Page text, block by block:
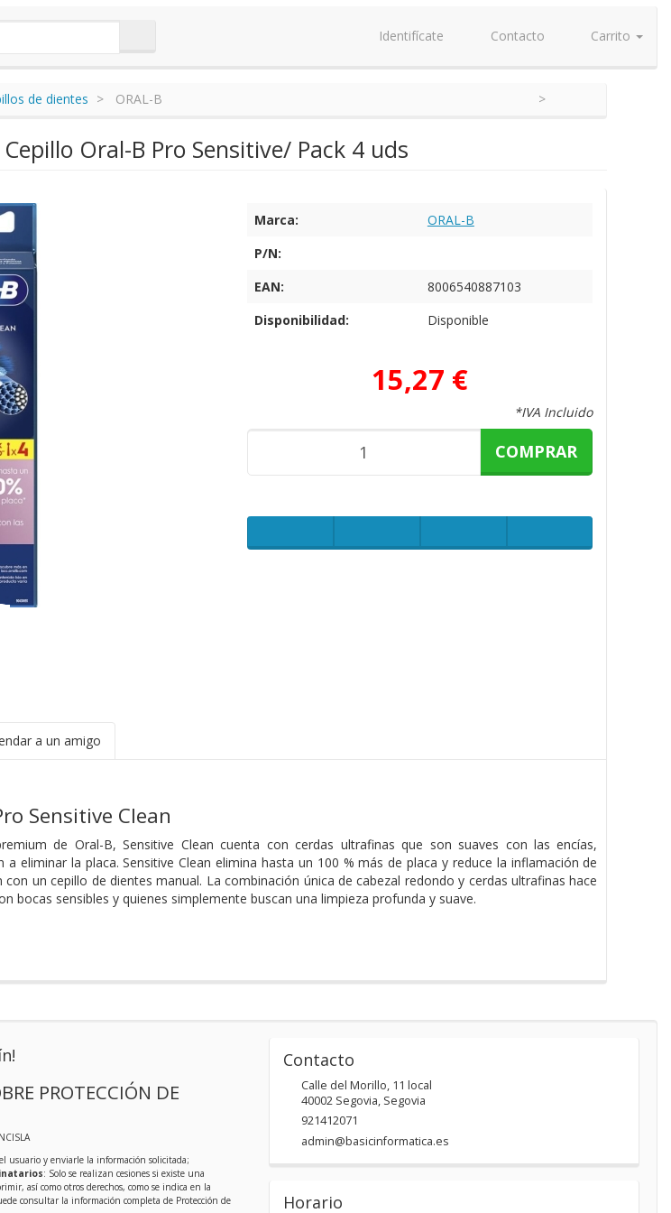
Identifícate Contacto Carrito
de dientes ORAL-B
Oral-B Pro Sensitive/ Pack 4 uds
Marca:
ORAL-B
P/N:
EAN:
8006540887103
Disponibilidad:
Disponible
15,27 €
*IVA Incluido
COMPRAR
a un amigo
Sensitive Clean
de Oral-B, Sensitive Clean cuenta con cerdas ultrafinas que son suaves con las encías,
eliminar la placa. Sensitive Clean elimina hasta un 100 % más de placa y reduce la inflamación de
un cepillo de dientes manual. La combinación única de cabezal redondo y cerdas ultrafinas hace
bocas sensibles y quienes simplemente buscan una limpieza profunda y suave.
PROTECCIÓN DE
usuario y enviarle la información solicitada;
: Solo se realizan cesiones si existe una
así como otros derechos, como se indica en la
consultar la información completa de Protección de
Contacto
Calle del Morillo, 11 local
40002 Segovia, Segovia
921412071
admin@basicinformatica.es
Horario